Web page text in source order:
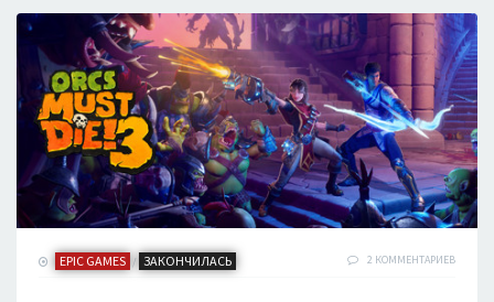
EPIC GAMES / ЗАКОНЧИЛАСЬ 2 КОММЕНТАРИЕВ